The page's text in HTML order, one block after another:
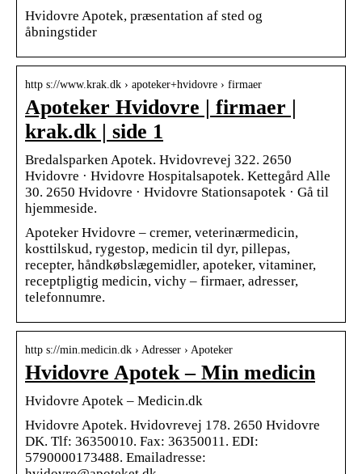
Hvidovre Apotek, præsentation af sted og
åbningstider
http s://www.krak.dk › apoteker+hvidovre › firmaer
Apoteker Hvidovre | firmaer |
krak.dk | side 1
Bredalsparken Apotek. Hvidovrevej 322. 2650
Hvidovre · Hvidovre Hospitalsapotek. Kettegård Alle
30. 2650 Hvidovre · Hvidovre Stationsapotek · Gå til
hjemmeside.
Apoteker Hvidovre – cremer, veterinærmedicin,
kosttilskud, rygestop, medicin til dyr, pillepas,
recepter, håndkøbslægemidler, apoteker, vitaminer,
receptpligtig medicin, vichy – firmaer, adresser,
telefonnumre.
http s://min.medicin.dk › Adresser › Apoteker
Hvidovre Apotek – Min medicin
Hvidovre Apotek – Medicin.dk
Hvidovre Apotek. Hvidovrevej 178. 2650 Hvidovre
DK. Tlf: 36350010. Fax: 36350011. EDI:
5790000173488. Emailadresse: